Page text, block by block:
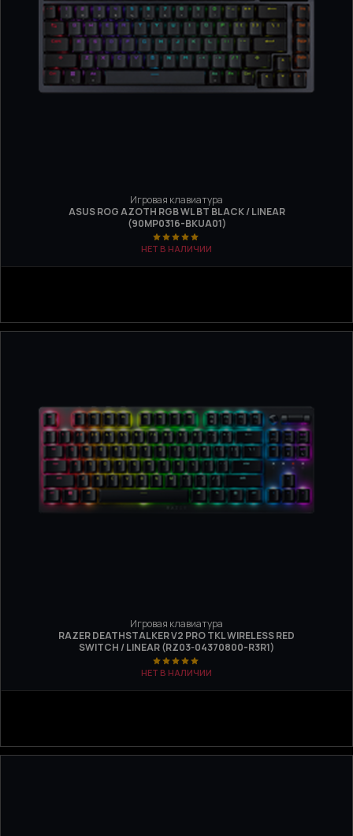
Игровая клавиатура
ASUS ROG AZOTH RGB WL BT BLACK / LINEAR
(90MP0316-BKUA01)
НЕТ В НАЛИЧИИ
Игровая клавиатура
RAZER DEATHSTALKER V2 PRO TKL WIRELESS RED
SWITCH / LINEAR (RZ03-04370800-R3R1)
НЕТ В НАЛИЧИИ